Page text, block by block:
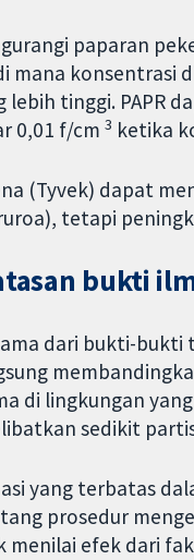
paparan
mana konsentrasi
lebih tinggi. PAPR
0,01 f/cm3 ketika
(Tyvek) dapat
tetapi
bukti
dari bukti-
di lingkungan
sedikit
yang terbatas
prosedur
menilai efek dari